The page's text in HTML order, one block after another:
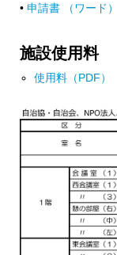
• 申請書 （ワード）
施設使用料
使用料（PDF）